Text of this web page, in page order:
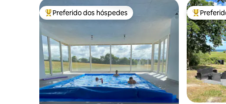
Entre os melhores preferidos dos hóspedes
Preferido dos hóspedes Entre os